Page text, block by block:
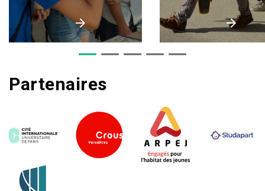
Partenaires